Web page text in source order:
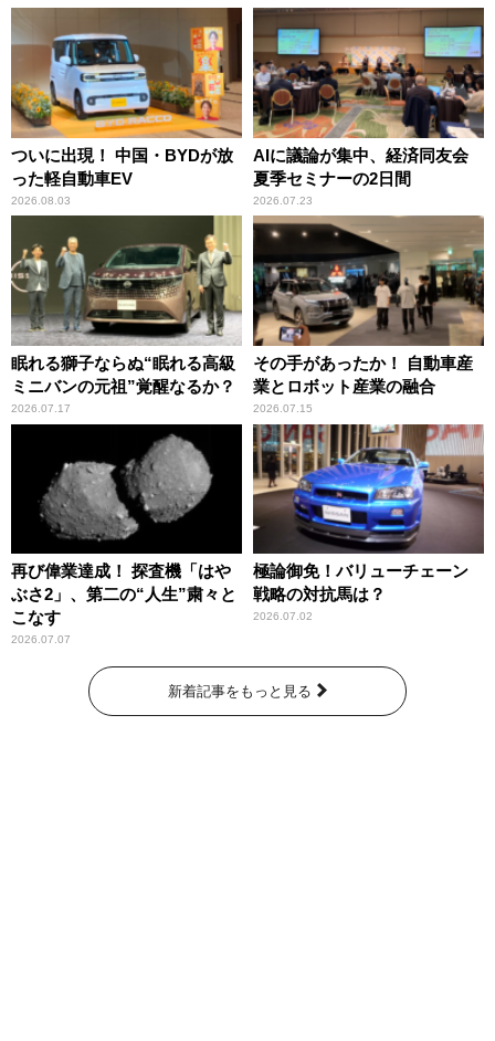
ついに出現！ 中国・BYDが放
った軽自動車EV
2026.08.03
AIに議論が集中、経済同友会
夏季セミナーの2日間
2026.07.23
眠れる獅子ならぬ“眠れる高級
ミニバンの元祖”覚醒なるか？
2026.07.17
その手があったか！ 自動車産
業とロボット産業の融合
2026.07.15
再び偉業達成！ 探査機「はや
ぶさ2」、第二の“人生”粛々と
こなす
2026.07.07
極論御免！バリューチェーン
戦略の対抗馬は？
2026.07.02
新着記事をもっと見る